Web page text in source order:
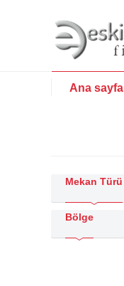
Ana sayfa
Mekan Türü
Bölge